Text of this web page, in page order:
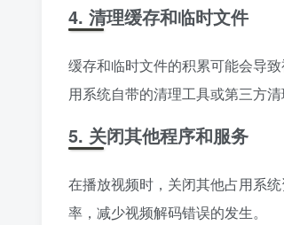
4. 清理缓存和临时文件
缓存和临时文件的积累可能会导
用系统自带的清理工具或第三方清
5. 关闭其他程序和服务
在播放视频时，关闭其他占用系
率，减少视频解码错误的发生。